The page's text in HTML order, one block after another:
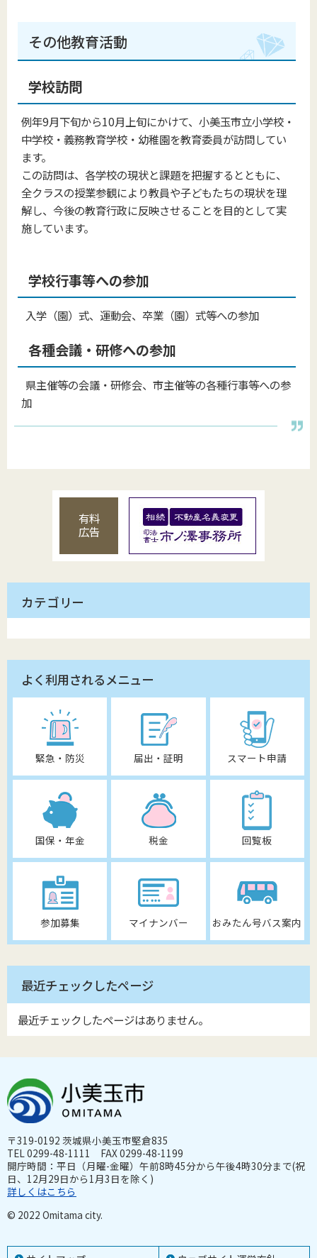
その他教育活動
学校訪問
例年9月下旬から10月上旬にかけて、小美玉市立小学校・
中学校・義務教育学校・幼稚園を教育委員が訪問してい
ます。
この訪問は、各学校の現状と課題を把握するとともに、
全クラスの授業参観により教員や子どもたちの現状を理
解し、今後の教育行政に反映させることを目的として実
施しています。
学校行事等への参加
入学（園）式、運動会、卒業（園）式等への参加
各種会議・研修への参加
県主催等の会議・研修会、市主催等の各種行事等への参
加
有料
広告
カテゴリー
よく利用されるメニュー
緊急・防災 届出・証明 スマート申請
国保・年金 税金 回覧板
参加募集 マイナンバー おみたん号バス案内
最近チェックしたページ
最近チェックしたページはありません。
〒319-0192 茨城県小美玉市堅倉835
TEL 0299-48-1111 FAX 0299-48-1199
開庁時間：平日（月曜-金曜）午前8時45分から午後4時30分まで(祝
日、12月29日から1月3日を除く)
詳しくはこちら
© 2022 Omitama city.